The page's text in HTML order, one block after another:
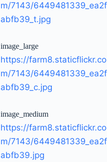
m/7143/6449481339_ea2f
abfb39_t.jpg
image_large
https://farm8.staticflickr.co
m/7143/6449481339_ea2f
abfb39_c.jpg
image_medium
https://farm8.staticflickr.co
m/7143/6449481339_ea2f
abfb39.jpg